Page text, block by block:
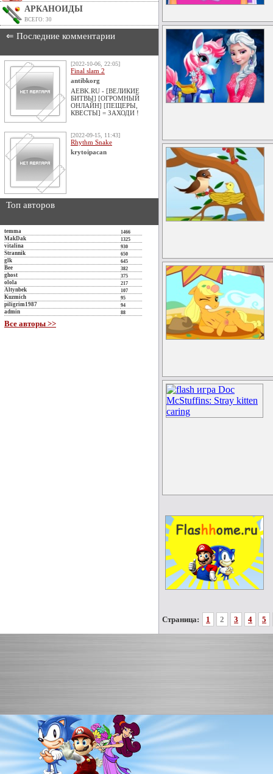
АРКАНОИДЫ
ВСЕГО: 30
⇐ Последние комментарии
[2022-10-06, 22:05]
Final slam 2
antibkorg
AEBK.RU - [ВЕЛИКИЕ
БИТВЫ] [ОГРОМНЫЙ
ОНЛАЙН] [ПЕЩЕРЫ,
КВЕСТЫ] = ЗАХОДИ !
[2022-09-15, 11:43]
Rhythm Snake
krytoipacan
Топ авторов
temma 1466
MakDak 1325
vitalina 930
Strannik 650
glk 645
Bee 382
ghost 375
olola 217
Altynbek 107
Kuzmich 95
piligrim1987 94
admin 88
Все авторы >>
Страница: 1 2 3 4 5